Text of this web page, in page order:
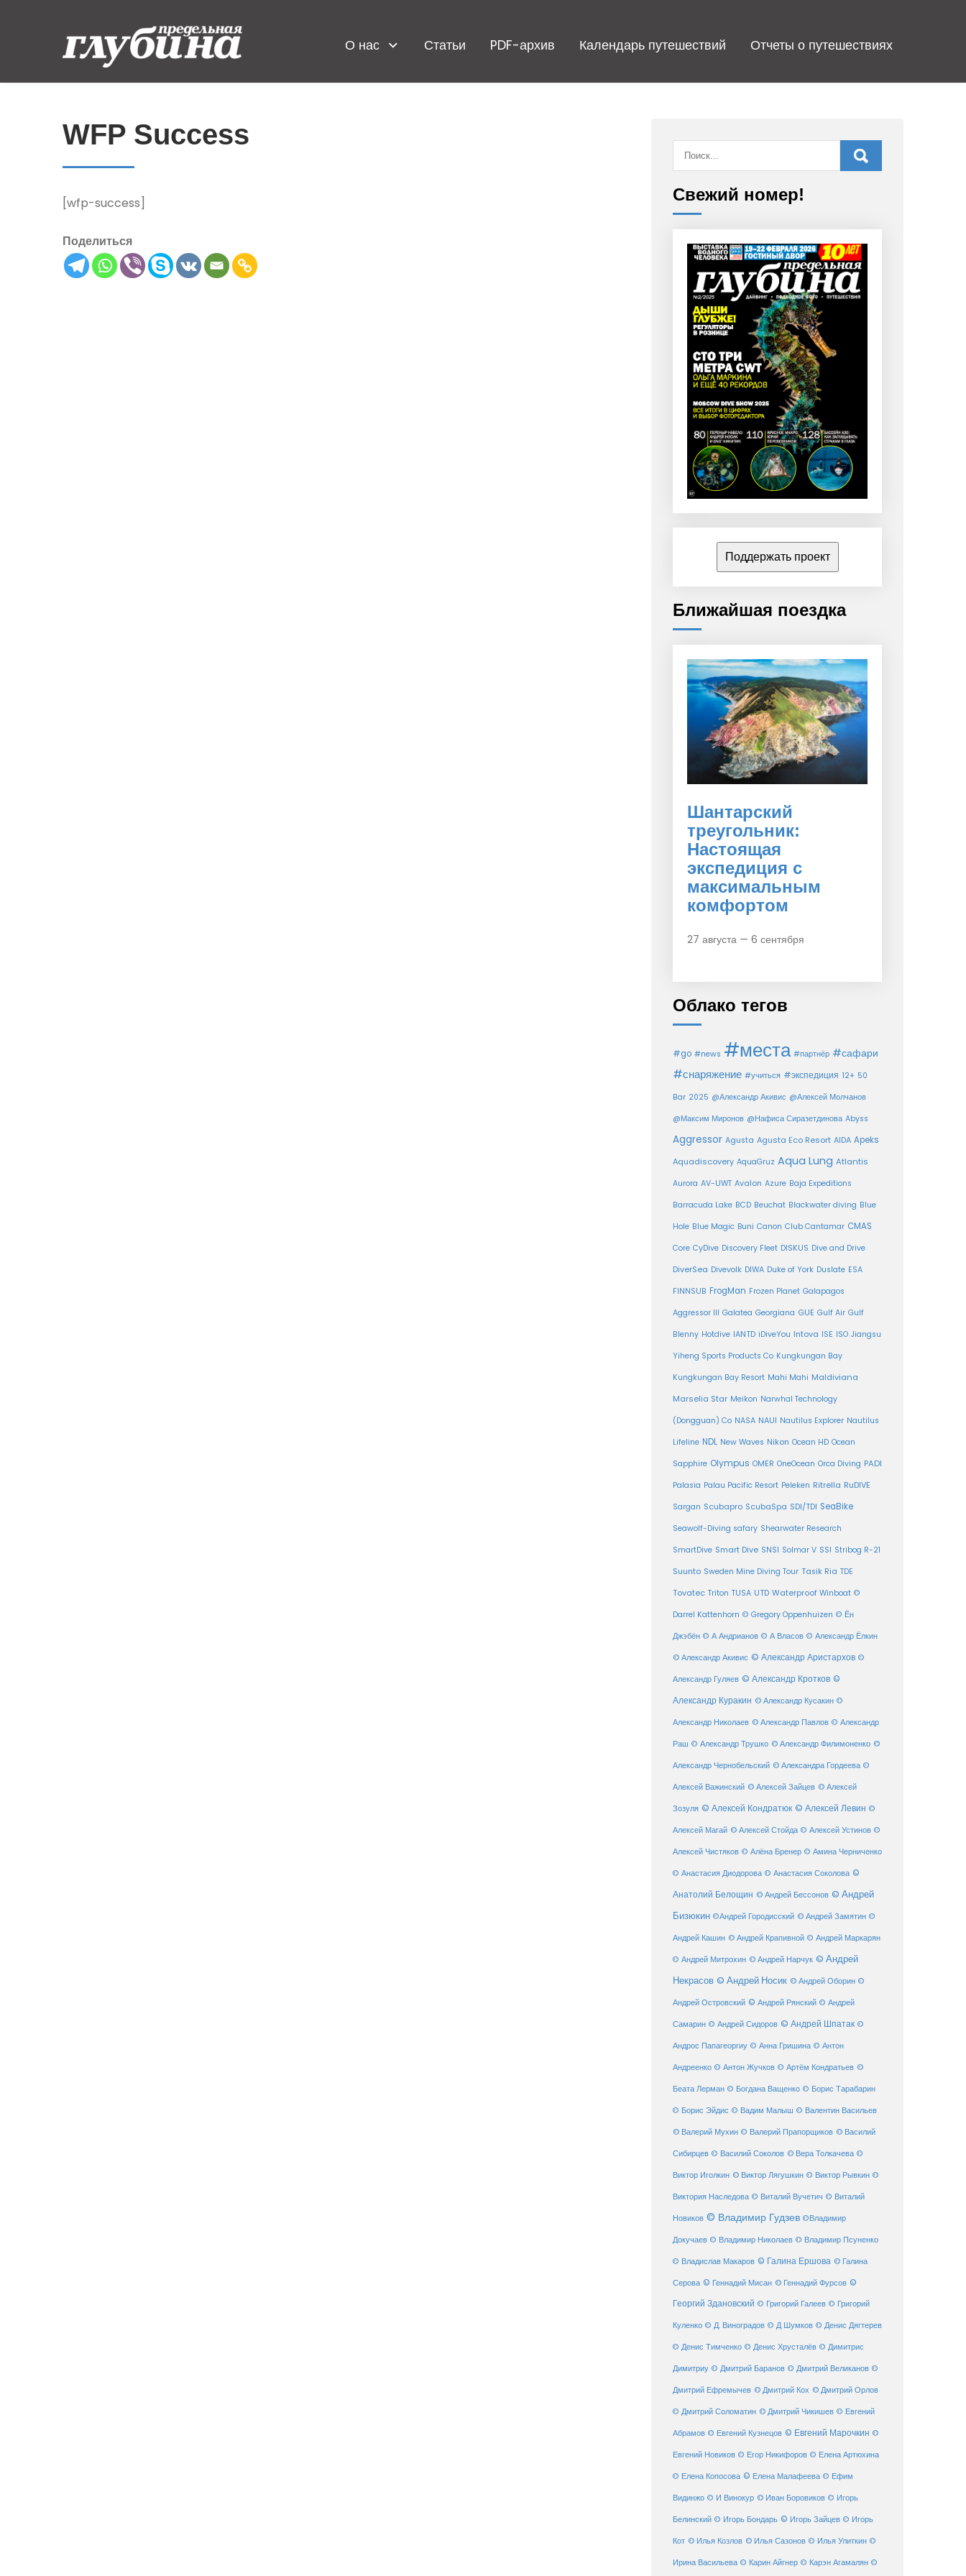
Предельная
глубина
О нас Статьи PDF-архив Календарь путешествий Отчеты о путешествиях
WFP Success
[wfp-success]
Поделиться
Свежий номер!
Поддержать проект
Ближайшая поездка
Шантарский
треугольник:
Настоящая
экспедиция с
максимальным
комфортом
27 августа — 6 сентября
Облако тегов
#go #news #места #партнёр #сафари
#снаряжение #учиться #экспедиция 12+ 50
Bar 2025 @Александр Акивис @Алексей Молчанов
@Максим Миронов @Нафиса Сиразетдинова Abyss
Aggressor Agusta Agusta Eco Resort AIDA Apeks
Aquadiscovery AquaGruz Aqua Lung Atlantis
Aurora AV-UWT Avalon Azure Baja Expeditions
Barracuda Lake BCD Beuchat Blackwater diving Blue
Hole Blue Magic Buni Canon Club Cantamar CMAS
Core CyDive Discovery Fleet DISKUS Dive and Drive
DiverSea Divevolk DIWA Duke of York Duslate ESA
FINNSUB FrogMan Frozen Planet Galapagos
Aggressor III Galatea Georgiana GUE Gulf Air Gulf
Blenny Hotdive IANTD iDiveYou Intova ISE ISO Jiangsu
Yiheng Sports Products Co Kungkungan Bay
Kungkungan Bay Resort Mahi Mahi Maldiviana
Marselia Star Meikon Narwhal Technology
(Dongguan) Co NASA NAUI Nautilus Explorer Nautilus
Lifeline NDL New Waves Nikon Ocean HD Ocean
Sapphire Olympus OMER OneOcean Orca Diving PADI
Palasia Palau Pacific Resort Peleken Ritrella RuDIVE
Sargan Scubapro ScubaSpa SDI/TDI SeaBike
Seawolf-Diving safary Shearwater Research
SmartDive Smart Dive SNSI Solmar V SSI Stribog R-21
Suunto Sweden Mine Diving Tour Tasik Ria TDE
Tovatec Triton TUSA UTD Waterproof Winboat ©
Darrel Kattenhorn © Gregory Oppenhuizen © Ён
Джэбён © А Андрианов © А Власов © Александр Ёлкин
© Александр Акивис © Александр Аристархов ©
Александр Гуляев © Александр Кротков ©
Александр Куракин © Александр Кусакин ©
Александр Николаев © Александр Павлов © Александр
Раш © Александр Трушко © Александр Филимоненко ©
Александр Чернобельский © Александра Гордеева ©
Алексей Важинский © Алексей Зайцев © Алексей
Зозуля © Алексей Кондратюк © Алексей Левин ©
Алексей Магай © Алексей Стойда © Алексей Устинов ©
Алексей Чистяков © Алёна Бренер © Амина Черниченко
© Анастасия Диодорова © Анастасия Соколова ©
Анатолий Белощин © Андрей Бессонов © Андрей
Бизюкин ©Андрей Городисский © Андрей Замятин ©
Андрей Кашин © Андрей Крапивной © Андрей Маркарян
© Андрей Митрохин © Андрей Нарчук © Андрей
Некрасов © Андрей Носик © Андрей Оборин ©
Андрей Островский © Андрей Рянский © Андрей
Самарин © Андрей Сидоров © Андрей Шпатак ©
Андрос Папагеоргиу © Анна Гришина © Антон
Андреенко © Антон Жучков © Артём Кондратьев ©
Беата Лерман © Богдана Ващенко © Борис Тарабарин
© Борис Эйдис © Вадим Малыш © Валентин Васильев
© Валерий Мухин © Валерий Прапорщиков © Василий
Сибирцев © Василий Соколов © Вера Толкачева ©
Виктор Иголкин © Виктор Лягушкин © Виктор Рывкин ©
Виктория Наследова © Виталий Вучетич © Виталий
Новиков © Владимир Гудзев ©Владимир
Докучаев © Владимир Николаев © Владимир Псуненко
© Владислав Макаров © Галина Ершова © Галина
Серова © Геннадий Мисан © Геннадий Фурсов ©
Георгий Здановский © Григорий Галеев © Григорий
Куленко © Д. Виноградов © Д Шумков © Денис Дягтерев
© Денис Тимченко © Денис Хрусталёв © Димитрис
Димитриу © Дмитрий Баранов © Дмитрий Великанов ©
Дмитрий Ефремычев © Дмитрий Кох © Дмитрий Орлов
© Дмитрий Соломатин © Дмитрий Чикишев © Евгений
Абрамов © Евгений Кузнецов © Евгений Марочкин ©
Евгений Новиков © Егор Никифоров © Елена Артюхина
© Елена Копосова © Елена Малафеева © Ефим
Видинжо © И Винокур © Иван Боровиков © Игорь
Белинский © Игорь Бондарь © Игорь Зайцев © Игорь
Кот © Илья Козлов © Илья Сазонов © Илья Улиткин ©
Ирина Васильева © Карин Айгнер © Карэн Агамалян ©